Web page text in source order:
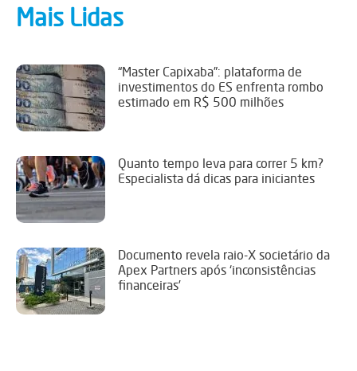
Mais Lidas
“Master Capixaba”: plataforma de
investimentos do ES enfrenta rombo
estimado em R$ 500 milhões
Quanto tempo leva para correr 5 km?
Especialista dá dicas para iniciantes
Documento revela raio-X societário da
Apex Partners após ‘inconsistências
financeiras’